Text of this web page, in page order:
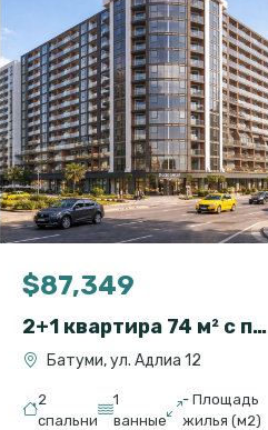
$87,349
2+1 квартира 74 м² с полным гостиничным сервисом в OXY Residence, Батуми
Батуми, ул. Адлиа 12
2
спальни
1
ванные
- Площадь
жилья (м2)